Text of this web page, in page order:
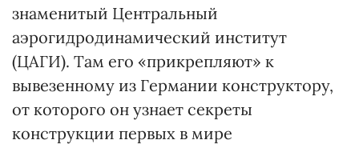
знаменитый Центральный
аэрогидродинамический институт
(ЦАГИ). Там его «прикрепляют» к
вывезенному из Германии конструктору,
от которого он узнает секреты
конструкции первых в мире